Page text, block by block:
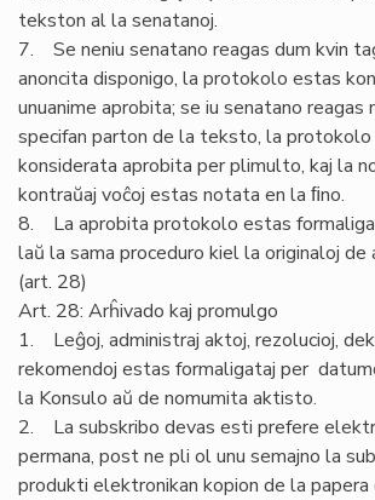
tekston al la senatanoj.
7. Se neniu senatano reagas dum kvin
anoncita disponigo, la protokolo estas
unuanime aprobita; se iu senatano reagas
specifan parton de la teksto, la
konsiderata aprobita per plimulto, kaj la
kontraŭaj voĉoj estas notata en la ﬁno.
8. La aprobita protokolo estas
laŭ la sama proceduro kiel la originaloj de
(art. 28)
Art. 28: Arĥivado kaj promulgo
1. Leĝoj, administraj aktoj, rezolucioj,
rekomendoj estas formaligataj per
la Konsulo aŭ de nomumita aktisto.
2. La subskribo devas esti prefere
permana, post ne pli ol unu semajno la
produkti elektronikan kopion de la papera